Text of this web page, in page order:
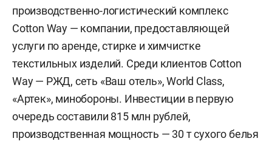
производственно-логистический комплекс
Cotton Way — компании, предоставляющей
услуги по аренде, стирке и химчистке
текстильных изделий. Среди клиентов Cotton
Way — РЖД, сеть «Ваш отель», World Class,
«Артек», минобороны. Инвестиции в первую
очередь составили 815 млн рублей,
производственная мощность — 30 т сухого белья